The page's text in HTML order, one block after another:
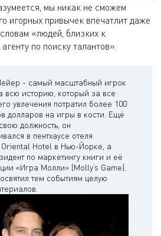
мы никак не сможем
игорных привычек впечатлит даже
«людей, близких к
по поиску талантов».
- самый масштабный игрок
всю историю, который за все
увлечения потратил более 100
долларов на игры в кости. Ещё
должность, он
в пентхаусе отеля
Hotel в Нью-Йорке, а
по маркетингу книги и её
«Игра Молли» (Molly’s Game).
тем событиям целую